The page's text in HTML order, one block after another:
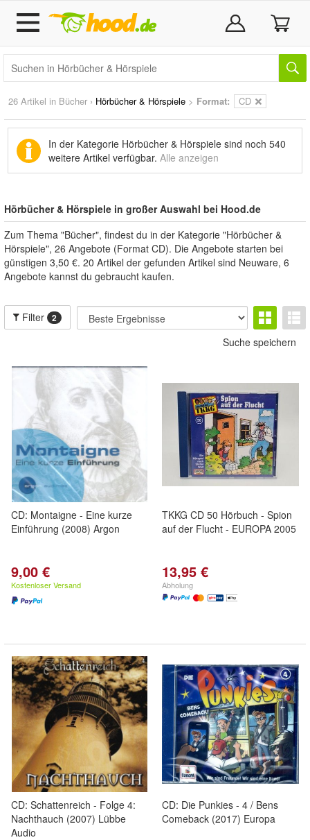
26 Artikel in Bücher › Hörbücher & Hörspiele > Format: CD
In der Kategorie Hörbücher & Hörspiele sind noch 540
weitere Artikel verfügbar. Alle anzeigen
Hörbücher & Hörspiele in großer Auswahl bei Hood.de
Zum Thema "Bücher", findest du in der Kategorie "Hörbücher &
Hörspiele", 26 Angebote (Format CD). Die Angebote starten bei
günstigen 3,50 €. 20 Artikel der gefunden Artikel sind Neuware, 6
Angebote kannst du gebraucht kaufen.
Filter 2
Suche speichern
CD: Montaigne - Eine kurze
Einführung (2008) Argon
9,00 €
Kostenloser Versand
TKKG CD 50 Hörbuch - Spion
auf der Flucht - EUROPA 2005
13,95 €
Abholung
CD: Schattenreich - Folge 4:
Nachthauch (2007) Lübbe
Audio
CD: Die Punkies - 4 / Bens
Comeback (2017) Europa